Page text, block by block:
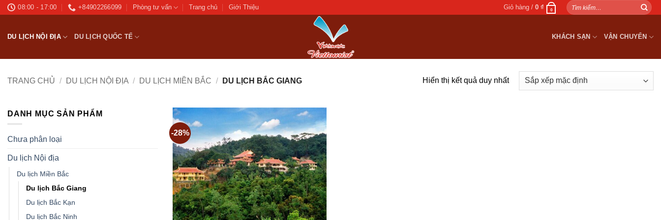
Bỏ
08:00 - 17:00 +84902266099 Phòng tư vấn Trang chủ Giới Thiệu Giỏ hàng /0₫ 0
Tìm
kiếm:
DU LỊCH NỘI ĐỊA DU LỊCH QUỐC TẾ KHÁCH SẠN VẬN CHUYỂN
TRANG CHỦ / DU LỊCH NỘI ĐỊA / DU LỊCH MIỀN BẮC / DU LỊCH BẮC GIANG Hiển thị kết quả duy nhất
DANH MỤC SẢN PHẨM
Chưa phân loại
Du lịch Nội địa
Du lịch Miền Bắc
Du lịch Bắc Giang
Du lịch Bắc Kạn
Du lịch Bắc Ninh
-28%
Add to
wishlist